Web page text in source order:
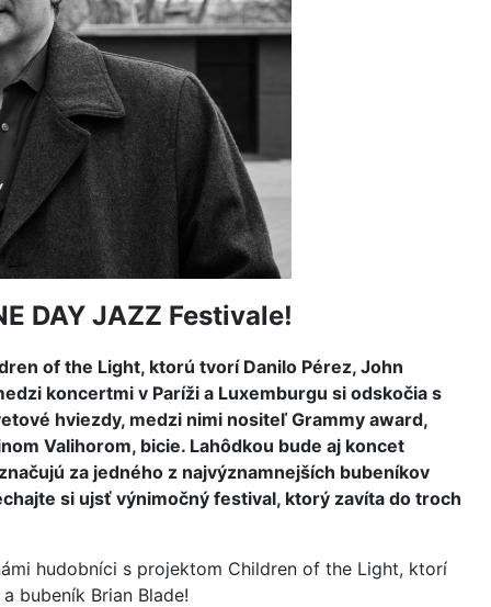
DAY JAZZ Festivale!
of the Light, ktorú tvorí Danilo Pérez, John
koncertmi v Paríži a Luxemburgu si odskočia s
hviezdy, medzi nimi nositeľ Grammy award,
Valihorom, bicie. Lahôdkou bude aj koncet
za jedného z najvýznamnejších bubeníkov
si ujsť výnimočný festival, ktorý zavíta do troch
hudobníci s projektom Children of the Light, ktorí
bubeník Brian Blade!